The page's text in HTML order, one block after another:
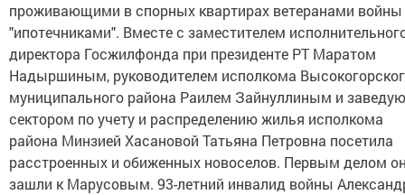
проживающими в спорных квартирах ветеранами войны
"ипотечниками". Вместе с заместителем
директора Госжилфонда при президенте РТ Маратом
Надыршиным, руководителем исполкома
муниципального района Раилем Зайнуллиным и
сектором по учету и распределению жилья исполкома
района Минзией Хасановой Татьяна Петровна посетила
расстроенных и обиженных новоселов. Первым делом
зашли к Марусовым. 93-летний инвалид войны